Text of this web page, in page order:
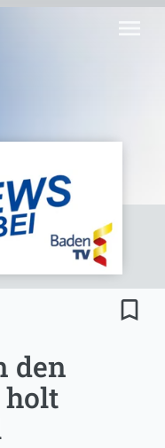
menu
bookmark_border
den
holt